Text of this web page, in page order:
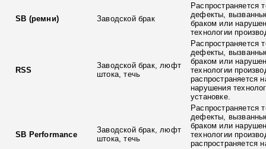
SB (ремни) Заводской брак
Распространяется
дефекты,
браком или
технологии
RSS
Заводской брак, люфт
штока, течь
Распространяется
дефекты,
браком или
технологии
распространяется
нарушения
установке.
SB Performance
Заводской брак, люфт
штока, течь
Распространяется
дефекты,
браком или
технологии
распространяется